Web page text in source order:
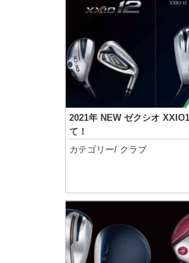
2021年 NEW ゼクシオ
て！
カテゴリー/ クラブ